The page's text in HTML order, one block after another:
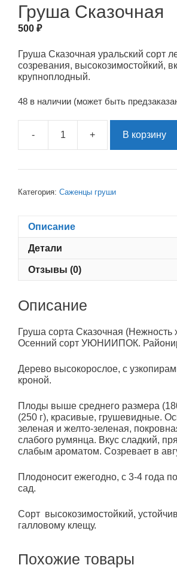
Груша Сказочная
500 ₽
Груша Сказочная уральский сорт
созревания, высокозимостойкий,
крупноплодный.
48 в наличии (может быть
-
Количество
товара
+ В корзину
Категория: Саженцы груши
Описание
Детали
Отзывы (0)
Описание
Груша сорта Сказочная (Нежность
Осенний сорт УЮНИИПОК.
Дерево высокорослое, с
кроной.
Плоды выше среднего размера
(250 г), красивые, грушевидные.
зеленая и желто-зеленая,
слабого румянца. Вкус сладкий,
слабым ароматом. Созревает в
Плодоносит ежегодно, с 3-4 года
сад.
Сорт высокозимостойкий,
галловому клещу.
Похожие товары